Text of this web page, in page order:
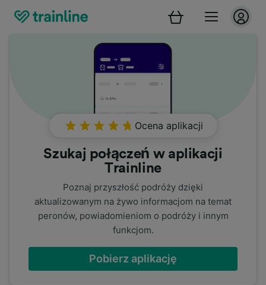
Ocena aplikacji
Szukaj połączeń w aplikacji
Trainline
Poznaj przyszłość podróży dzięki
aktualizowanym na żywo informacjom na temat
peronów, powiadomieniom o podróży i innym
funkcjom.
Pobierz aplikację